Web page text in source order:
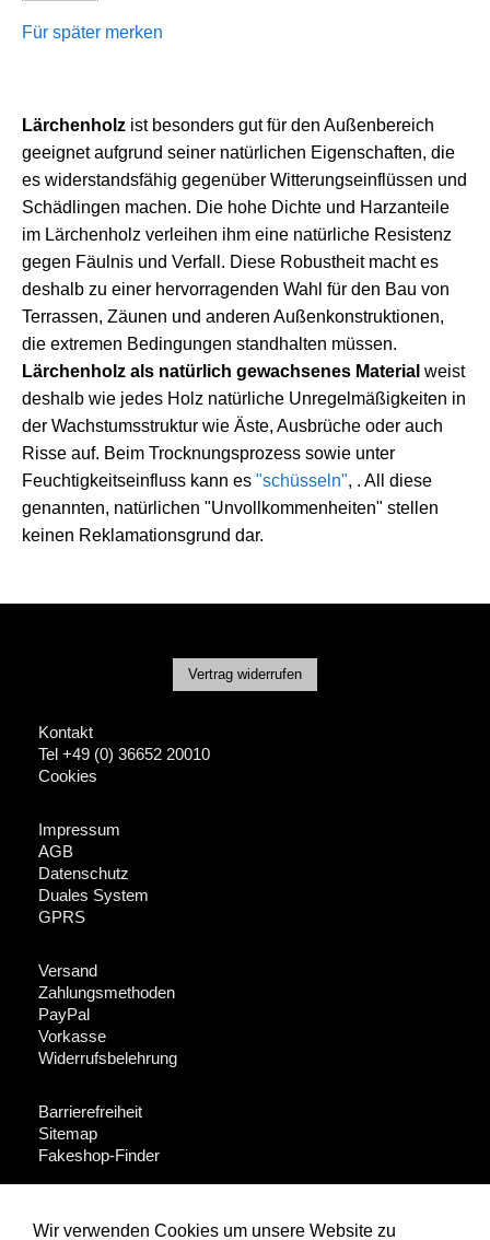
Für später merken
Lärchenholz ist besonders gut für den Außenbereich
geeignet aufgrund seiner natürlichen Eigenschaften, die
es widerstandsfähig gegenüber Witterungseinflüssen und
Schädlingen machen. Die hohe Dichte und Harzanteile
im Lärchenholz verleihen ihm eine natürliche Resistenz
gegen Fäulnis und Verfall. Diese Robustheit macht es
deshalb zu einer hervorragenden Wahl für den Bau von
Terrassen, Zäunen und anderen Außenkonstruktionen,
die extremen Bedingungen standhalten müssen.
Lärchenholz als natürlich gewachsenes Material weist
deshalb wie jedes Holz natürliche Unregelmäßigkeiten in
der Wachstumsstruktur wie Äste, Ausbrüche oder auch
Risse auf. Beim Trocknungsprozess sowie unter
Feuchtigkeitseinfluss kann es "schüsseln", . All diese
genannten, natürlichen "Unvollkommenheiten" stellen
keinen Reklamationsgrund dar.
Vertrag widerrufen
Kontakt
Tel +49 (0) 36652 20010
Cookies
Impressum
AGB
Datenschutz
Duales System
GPRS
Versand
Zahlungsmethoden
PayPal
Vorkasse
Widerrufsbelehrung
Barrierefreiheit
Sitemap
Fakeshop-Finder
Wir verwenden Cookies um unsere Website zu